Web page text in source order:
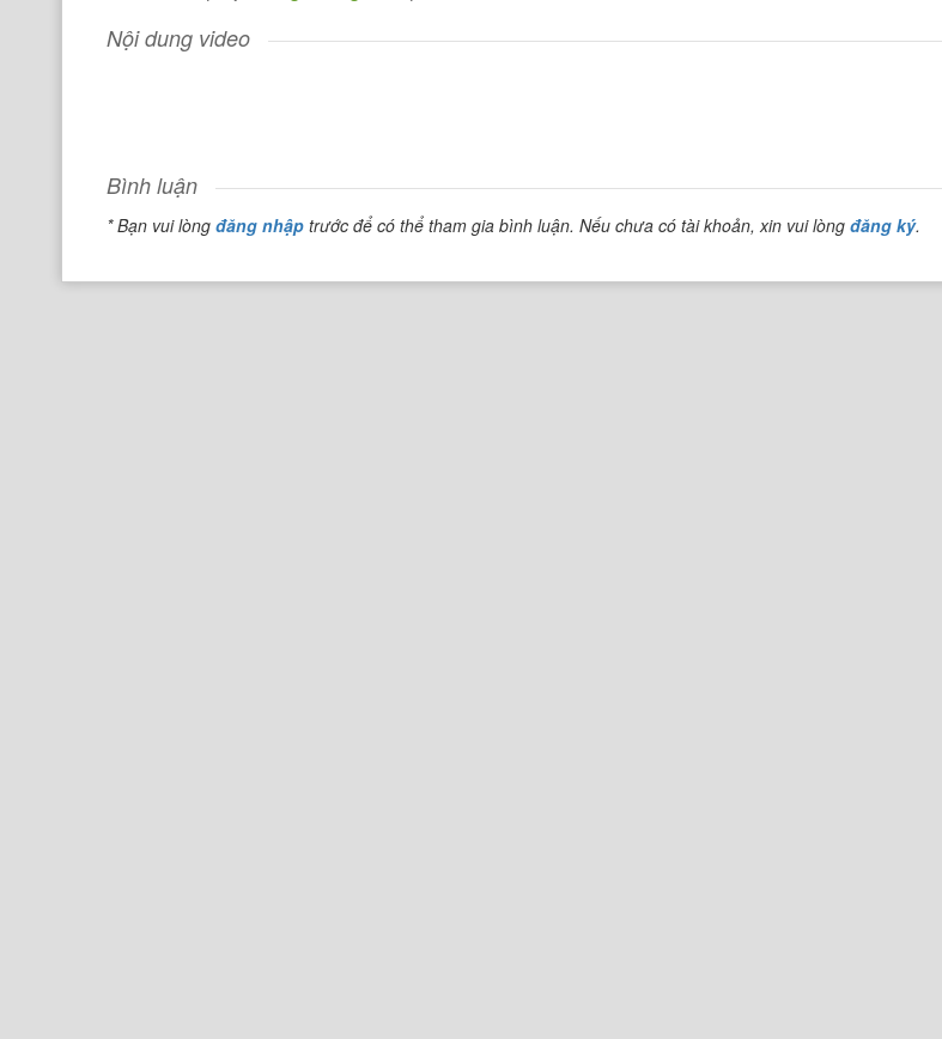
Nội dung video
Bình luận
* Bạn vui lòngđăng nhập trước để có thể tham gia bình luận. Nếu chưa có tài khoản, xin vui lòngđăng ký.